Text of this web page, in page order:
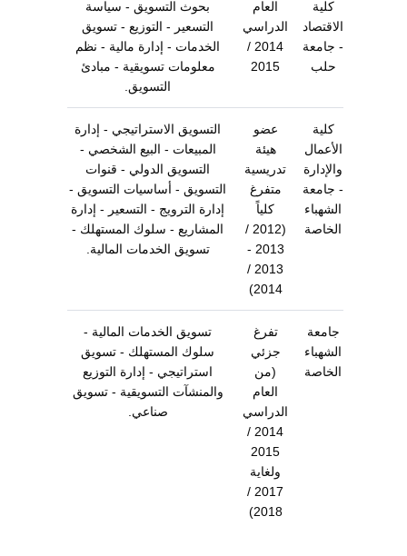
كلية
الاقتصاد
- جامعة
حلب
العام
الدراسي
2014 /
2015
بحوث التسويق - سياسة
التسعير - التوزيع - تسويق
الخدمات - إدارة مالية - نظم
معلومات تسويقية - مبادئ
التسويق.
كلية
الأعمال
والإدارة
- جامعة
الشهباء
الخاصة
عضو
هيئة
تدريسية
متفرغ
كلياً
(2012 /
2013 -
2013 /
2014)
التسويق الاستراتيجي - إدارة
المبيعات - البيع الشخصي -
التسويق الدولي - قنوات
التسويق - أساسيات التسويق -
إدارة الترويج - التسعير - إدارة
المشاريع - سلوك المستهلك -
تسويق الخدمات المالية.
جامعة
الشهباء
الخاصة
تفرغ
جزئي
(من
العام
الدراسي
2014 /
2015
ولغاية
2017 /
2018)
تسويق الخدمات المالية -
سلوك المستهلك - تسويق
استراتيجي - إدارة التوزيع
والمنشآت التسويقية - تسويق
صناعي.